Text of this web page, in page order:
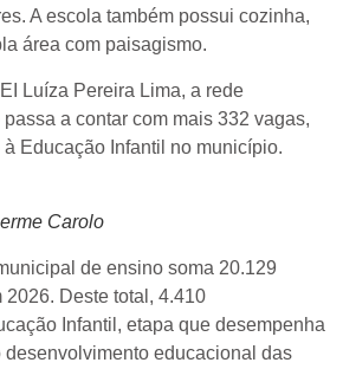
A escola também possui cozinha,
área com paisagismo.
Luíza Pereira Lima, a rede
a contar com mais 332 vagas,
Educação Infantil no município.
Carolo
de ensino soma 20.129
2026. Deste total, 4.410
Infantil, etapa que desempenha
desenvolvimento educacional das